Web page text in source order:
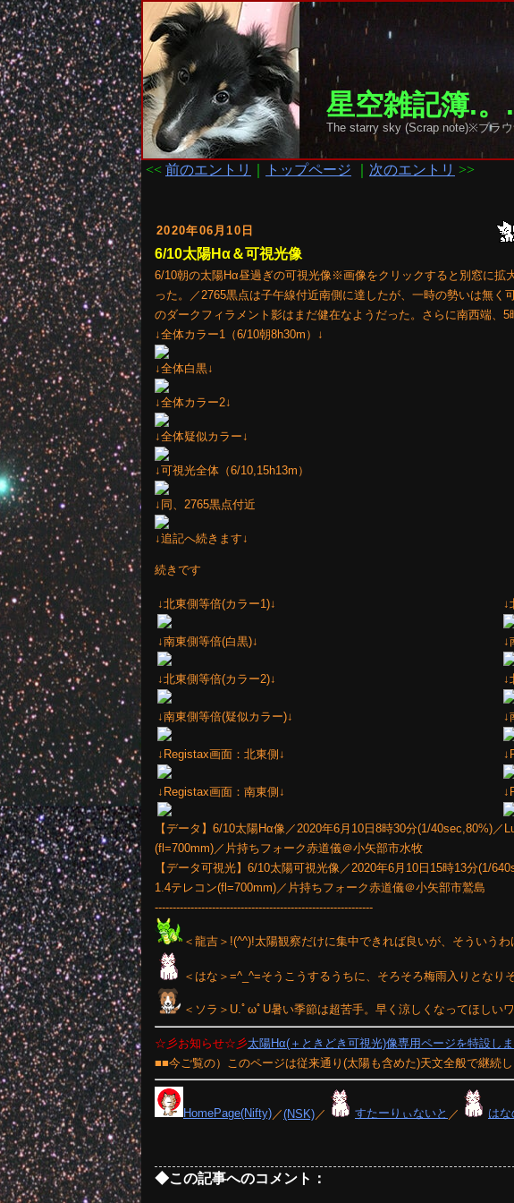
星空雑記簿.
The starry sky (Scrap note)※ブラ
<< 前のエントリ トップページ 次のエントリ >>
2020年06月10日
6/10太陽Hα＆可視光像
6/10朝の太陽Hα昼過ぎの可視光像※画像をクリックすると別窓に
った。／2765黒点は子午線付近南側に達したが、一時の勢いは無
のダークフィラメント影はまだ健在なようだった。さらに南西端、
↓全体カラー1（6/10朝8h30m）↓
↓全体白黒↓
↓全体カラー2↓
↓全体疑似カラー↓
↓可視光全体（6/10,15h13m）
↓同、2765黒点付近
↓追記へ続きます↓
続きです
↓北東側等倍(カラー1)↓ ↓
↓南東側等倍(白黒)↓ ↓
↓北東側等倍(カラー2)↓ ↓
↓南東側等倍(疑似カラー)↓ ↓
↓Registax画面：北東側↓
↓Registax画面：南東側↓
【データ】6/10太陽Hα像／2020年6月10日8時30分(1/40sec,80%)
(fl=700mm)／片持ちフォーク赤道儀＠小矢部市水牧
【データ可視光】6/10太陽可視光像／2020年6月10日15時13分(1/
1.4テレコン(fl=700mm)／片持ちフォーク赤道儀＠小矢部市鷲島
-------------------------------------------------------------
＜龍吉＞!(^^)!太陽観察だけに集中できれば良いが、そういう
＜はな＞=^_^=そうこうするうちに、そろそろ梅雨入りとなり
＜ソラ＞U.ﾟωﾟU暑い季節は超苦手。早く涼しくなってほし
☆彡お知らせ☆彡太陽Hα(＋ときどき可視光)像専用ページを特設しま
■■今ご覧の）このページは従来通り(太陽も含めた)天文全般で継続
HomePage(Nifty) ／(NSK) ／ すたーりぃないと ／ はな
◆この記事へのコメント：